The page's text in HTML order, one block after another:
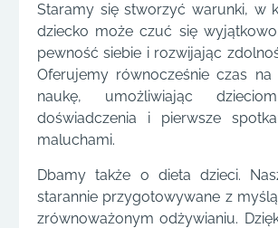
Staramy się stworzyć warunki, w
dziecko może czuć się
pewność siebie i rozwijając
Oferujemy równocześnie czas
naukę, umożliwiając
doświadczenia i pierwsze
maluchami.
Dbamy także o dieta dzieci.
starannie przygotowywane z
zrównoważonym odżywianiu.